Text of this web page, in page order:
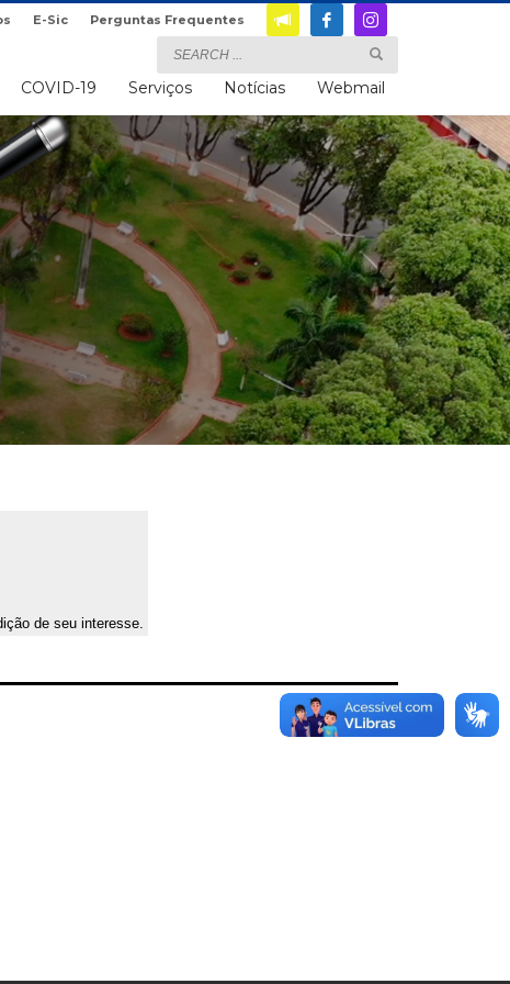
E-Sic Perguntas Frequentes
COVID-19 Serviços Notícias Webmail
de seu interesse.